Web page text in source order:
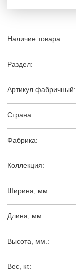
Наличие товара:
Раздел:
Артикул фабричный:
Страна:
Фабрика:
Коллекция:
Ширина, мм.:
Длина, мм.:
Высота, мм.:
Вес, кг.: